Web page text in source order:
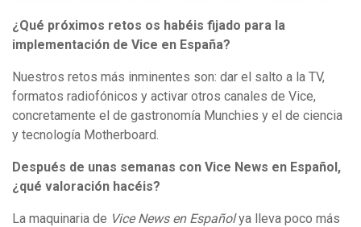
¿Qué próximos retos os habéis fijado para la
implementación de Vice en España?
Nuestros retos más inminentes son: dar el salto a la TV,
formatos radiofónicos y activar otros canales de Vice,
concretamente el de gastronomía Munchies y el de ciencia
y tecnología Motherboard.
Después de unas semanas con Vice News en Español,
¿qué valoración hacéis?
La maquinaria de Vice News en Españolya lleva poco más